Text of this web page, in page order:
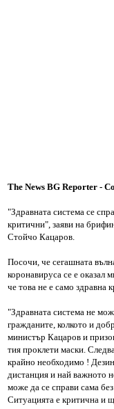
The News BG Reporter -
"Здравната система се
критични", заяви на
Стойчо Кацаров.
Посочи, че сегашната
коронавируса се е оказал
че това не е само здравна
"Здравната система не
гражданите, колкото и
министър Кацаров и
тия проклети маски.
крайно необходимо !
дистанция и най важното
може да се справи сама
Ситуацията е критична и